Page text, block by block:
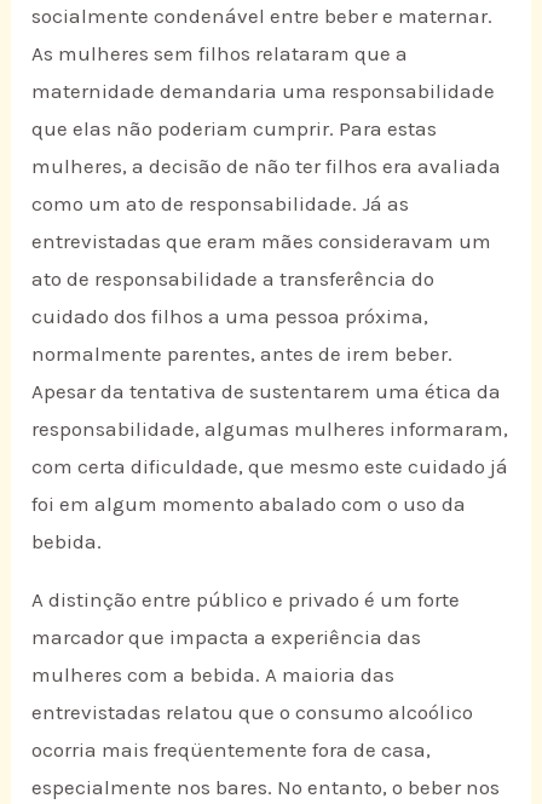
socialmente condenável entre beber e maternar.
As mulheres sem filhos relataram que a
maternidade demandaria uma responsabilidade
que elas não poderiam cumprir. Para estas
mulheres, a decisão de não ter filhos era avaliada
como um ato de responsabilidade. Já as
entrevistadas que eram mães consideravam um
ato de responsabilidade a transferência do
cuidado dos filhos a uma pessoa próxima,
normalmente parentes, antes de irem beber.
Apesar da tentativa de sustentarem uma ética da
responsabilidade, algumas mulheres informaram,
com certa dificuldade, que mesmo este cuidado já
foi em algum momento abalado com o uso da
bebida.
A distinção entre público e privado é um forte
marcador que impacta a experiência das
mulheres com a bebida. A maioria das
entrevistadas relatou que o consumo alcoólico
ocorria mais freqüentemente fora de casa,
especialmente nos bares. No entanto, o beber nos